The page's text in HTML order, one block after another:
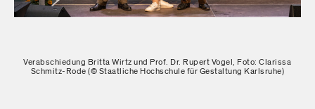
Verabschiedung Britta Wirtz und Prof. Dr. Rupert Vogel, Foto: Clarissa
Schmitz-Rode (© Staatliche Hochschule für Gestaltung Karlsruhe)